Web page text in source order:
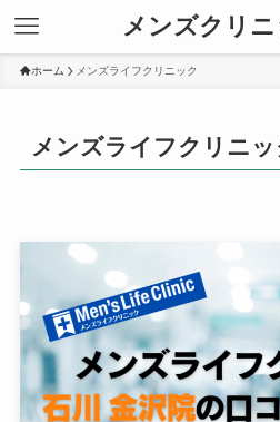
メンズクリ
ホーム メンズライフクリニック
メンズライフクリニッ